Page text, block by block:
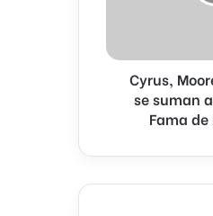
de
Cyrus,
se suman
Fama